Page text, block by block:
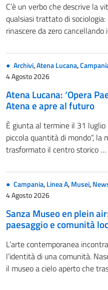
C’è un verbo che descrive la
qualsiasi trattato di
rinascere da zero cancellando
Archivi,Atena Lucana,
4 Agosto 2026
Atena Lucana: ‘Opera
Atena e apre al futuro
È giunta al termine il 31
piccola quantità di mondo“, la
trasformato il centro storico …
Campania,Linea A,Musei,
4 Agosto 2026
Sanza Museo en plein
paesaggio e comunità
L’arte contemporanea
l’identità di una comunità.
il museo a cielo aperto che